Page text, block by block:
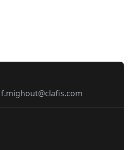
f.mighout@clafis.com